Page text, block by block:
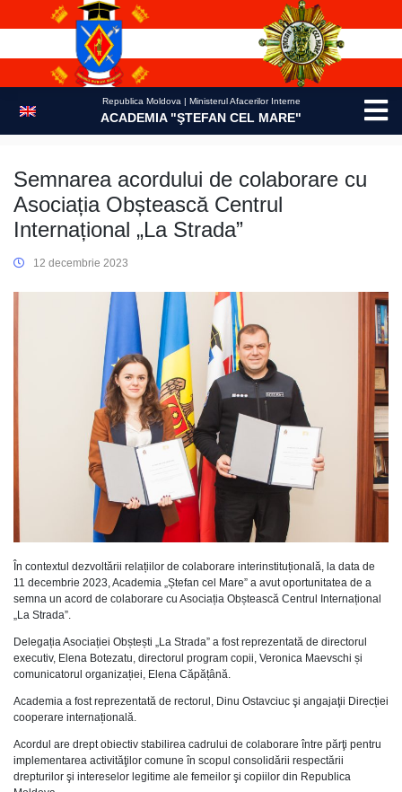
Republica Moldova | Ministerul Afacerilor Interne
ACADEMIA "ŞTEFAN CEL MARE"
Semnarea acordului de colaborare cu
Asociația Obștească Centrul
Internațional „La Strada”
12 decembrie 2023
În contextul dezvoltării relațiilor de colaborare interinstituțională, la data de
11 decembrie 2023, Academia „Ștefan cel Mare” a avut oportunitatea de a
semna un acord de colaborare cu Asociația Obștească Centrul Internațional
„La Strada”.
Delegația Asociației Obștești „La Strada” a fost reprezentată de directorul
executiv, Elena Botezatu, directorul program copii, Veronica Maevschi și
comunicatorul organizației, Elena Căpățână.
Academia a fost reprezentată de rectorul, Dinu Ostavciuc şi angajaţii Direcției
cooperare internațională.
Acordul are drept obiectiv stabilirea cadrului de colaborare între părţi pentru
implementarea activităţilor comune în scopul consolidării respectării
drepturilor şi intereselor legitime ale femeilor şi copiilor din Republica